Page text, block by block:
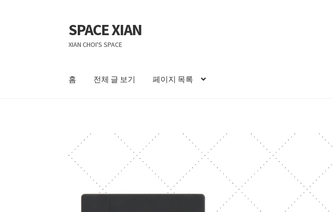
탐
색
으
건
너
컨
텐
츠
건
너
SPACE XIAN
XIAN CHOI'S SPACE
홈 전체 글 보기 페이지 목록
자작 NAS II